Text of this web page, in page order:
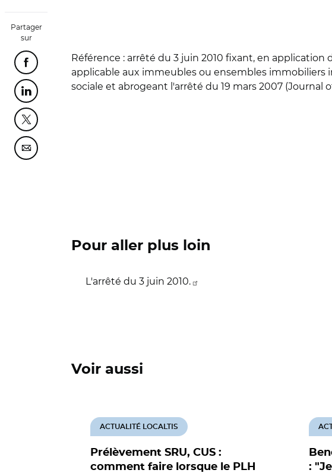
Partager
sur
Partager cette page sur Facebook
Partager cette page sur Linkedin
Partager cette page sur Twitter
Partager cette page sur Courriel
Référence : arrêté du 3 juin 2010 fixant, en
applicable aux immeubles ou ensembles immobiliers
sociale et abrogeant l'arrêté du 19 mars 2007 (Journal
Pour aller plus loin
L'arrêté du 3 juin 2010.
Voir aussi
Prélèvement SRU, CUS :
comment faire lorsque le PLH
ACTUALITÉ LOCALTIS
: